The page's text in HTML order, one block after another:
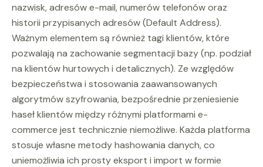
nazwisk, adresów e-mail, numerów telefonów oraz
historii przypisanych adresów (Default Address).
Ważnym elementem są również tagi klientów, które
pozwalają na zachowanie segmentacji bazy (np. podział
na klientów hurtowych i detalicznych). Ze względów
bezpieczeństwa i stosowania zaawansowanych
algorytmów szyfrowania, bezpośrednie przeniesienie
haseł klientów między różnymi platformami e-
commerce jest technicznie niemożliwe. Każda platforma
stosuje własne metody hashowania danych, co
uniemożliwia ich prosty eksport i import w formie